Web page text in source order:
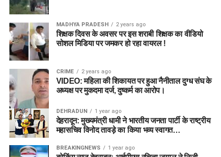
MADHYA PRADESH 2 years ago
शिक्षक दिवस के अवसर पर इस शराबी शिक्षक का वीडियो
सोशल मिडिया पर जमकर हो रहा वायरल !
CRIME 2 years ago
VIDEO: महिला की शिकायत पर हुआ नैनीताल दुग्ध संघ के
अध्यक्ष पर मुकदमा दर्ज, दुष्कर्म का आरोप।
DEHRADUN 1 year ago
देहरादून: मुख्यमंत्री धामी ने भारतीय जनता पार्टी के राष्ट्रीय
महासचिव विनोद तावड़े का किया भव्य स्वागत…
BREAKINGNEWS 1 year ago